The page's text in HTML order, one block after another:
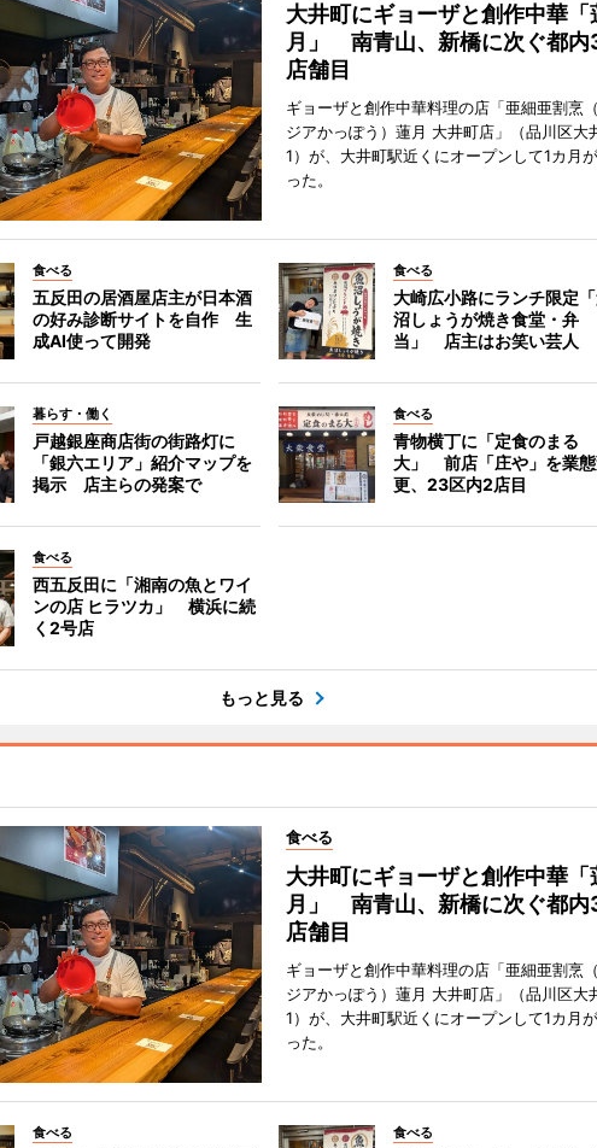
大井町にギョーザと創作中華「
月」 南青山、新橋に次ぐ都内
店舗目
ギョーザと創作中華料理の店「亜細亜割烹
ジアかっぽう）蓮月 大井町店」（品川区大
1）が、大井町駅近くにオープンして1カ月
った。
食べる
五反田の居酒屋店主が日本酒
の好み診断サイトを自作 生
成AI使って開発
食べる
大崎広小路にランチ限定
沼しょうが焼き食堂・弁
当」 店主はお笑い芸人
暮らす・働く
戸越銀座商店街の街路灯に
「銀六エリア」紹介マップを
掲示 店主らの発案で
食べる
青物横丁に「定食のまる
大」 前店「庄や」を業
更、23区内2店目
食べる
西五反田に「湘南の魚とワイ
ンの店 ヒラツカ」 横浜に続
く2号店
もっと見る
食べる
大井町にギョーザと創作中華「
月」 南青山、新橋に次ぐ都内
店舗目
ギョーザと創作中華料理の店「亜細亜割烹
ジアかっぽう）蓮月 大井町店」（品川区大
1）が、大井町駅近くにオープンして1カ月
った。
食べる 食べる